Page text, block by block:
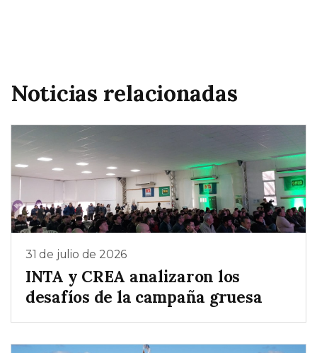
Noticias relacionadas
31 de julio de 2026
INTA y CREA analizaron los
desafíos de la campaña gruesa